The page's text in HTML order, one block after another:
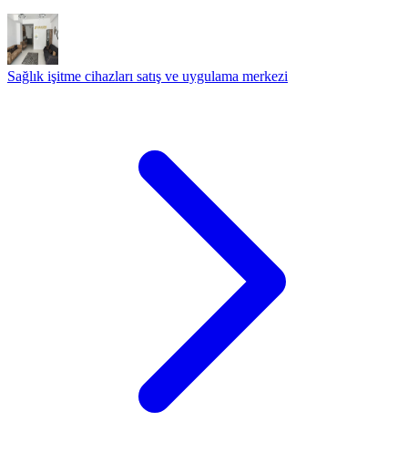
Sağlık işitme cihazları satış ve uygulama merkezi